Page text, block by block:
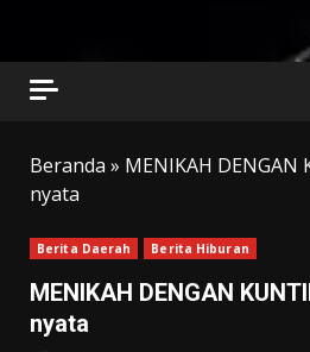
Beranda » MENIKAH DENGAN
nyata
Berita Daerah Berita Hiburan
MENIKAH DENGAN
nyata